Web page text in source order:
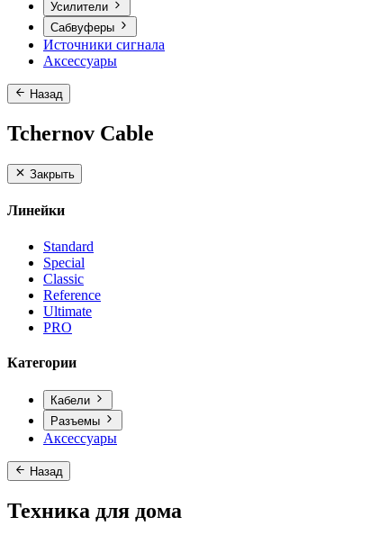
Усилители
Сабвуферы
Источники сигнала
Аксессуары
Назад
Tchernov Cable
Закрыть
Линейки
Standard
Special
Classic
Reference
Ultimate
PRO
Категории
Кабели
Разъемы
Аксессуары
Назад
Техника для дома